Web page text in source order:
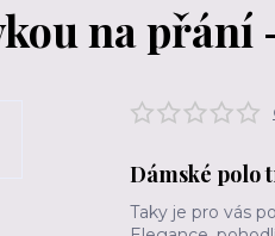
na
Dámské polo
Taky je pro vás